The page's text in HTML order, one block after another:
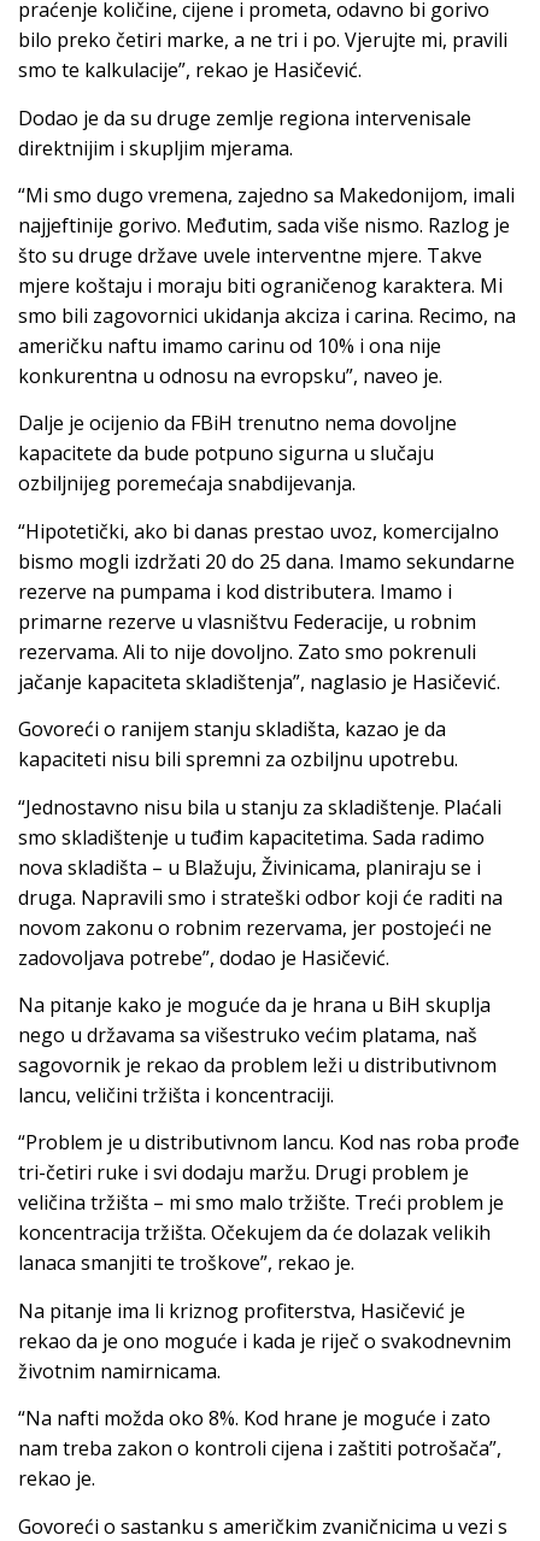
praćenje količine, cijene i prometa, odavno bi gorivo
bilo preko četiri marke, a ne tri i po. Vjerujte mi, pravili
smo te kalkulacije”, rekao je Hasičević.
Dodao je da su druge zemlje regiona intervenisale
direktnijim i skupljim mjerama.
“Mi smo dugo vremena, zajedno sa Makedonijom, imali
najjeftinije gorivo. Međutim, sada više nismo. Razlog je
što su druge države uvele interventne mjere. Takve
mjere koštaju i moraju biti ograničenog karaktera. Mi
smo bili zagovornici ukidanja akciza i carina. Recimo, na
američku naftu imamo carinu od 10% i ona nije
konkurentna u odnosu na evropsku”, naveo je.
Dalje je ocijenio da FBiH trenutno nema dovoljne
kapacitete da bude potpuno sigurna u slučaju
ozbiljnijeg poremećaja snabdijevanja.
“Hipotetički, ako bi danas prestao uvoz, komercijalno
bismo mogli izdržati 20 do 25 dana. Imamo sekundarne
rezerve na pumpama i kod distributera. Imamo i
primarne rezerve u vlasništvu Federacije, u robnim
rezervama. Ali to nije dovoljno. Zato smo pokrenuli
jačanje kapaciteta skladištenja”, naglasio je Hasičević.
Govoreći o ranijem stanju skladišta, kazao je da
kapaciteti nisu bili spremni za ozbiljnu upotrebu.
“Jednostavno nisu bila u stanju za skladištenje. Plaćali
smo skladištenje u tuđim kapacitetima. Sada radimo
nova skladišta – u Blažuju, Živinicama, planiraju se i
druga. Napravili smo i strateški odbor koji će raditi na
novom zakonu o robnim rezervama, jer postojeći ne
zadovoljava potrebe”, dodao je Hasičević.
Na pitanje kako je moguće da je hrana u BiH skuplja
nego u državama sa višestruko većim platama, naš
sagovornik je rekao da problem leži u distributivnom
lancu, veličini tržišta i koncentraciji.
“Problem je u distributivnom lancu. Kod nas roba prođe
tri-četiri ruke i svi dodaju maržu. Drugi problem je
veličina tržišta – mi smo malo tržište. Treći problem je
koncentracija tržišta. Očekujem da će dolazak velikih
lanaca smanjiti te troškove”, rekao je.
Na pitanje ima li kriznog profiterstva, Hasičević je
rekao da je ono moguće i kada je riječ o svakodnevnim
životnim namirnicama.
“Na nafti možda oko 8%. Kod hrane je moguće i zato
nam treba zakon o kontroli cijena i zaštiti potrošača”,
rekao je.
Govoreći o sastanku s američkim zvaničnicima u vezi s